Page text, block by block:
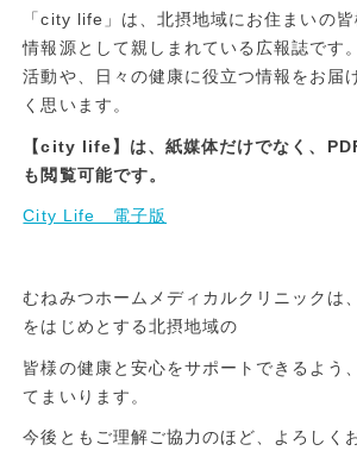
「city life」は、北摂地域にお住まいの
情報源として親しまれている広報誌です
活動や、日々の健康に役立つ情報をお届
く思います。
【city life】は、紙媒体だけでなく、
も閲覧可能です。
City Life 電子版
むねみつホームメディカルクリニックは
をはじめとする北摂地域の
皆様の健康と安心をサポートできるよう
てまいります。
今後ともご理解ご協力のほど、よろしく